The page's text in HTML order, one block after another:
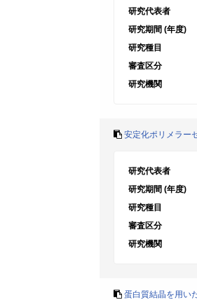
研究代表者
研究期間 (年度)
研究種目
審査区分
研究機関
安定化ポリメラー
研究代表者
研究期間 (年度)
研究種目
審査区分
研究機関
蛋白質結晶を用い